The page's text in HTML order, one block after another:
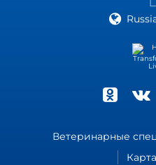
Ветеринарные